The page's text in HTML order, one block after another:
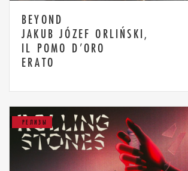
BEYOND
JAKUB JÓZEF ORLIŃSKI,
IL POMO D’ORO
ERATO
РЕЛИЗЫ